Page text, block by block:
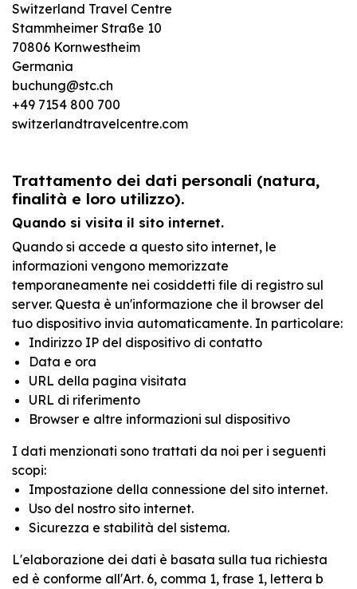
Switzerland Travel Centre
Stammheimer Straße 10
70806 Kornwestheim
Germania
buchung@stc.ch
+49 7154 800 700
switzerlandtravelcentre.com
Trattamento dei dati personali (natura,
finalità e loro utilizzo).
Quando si visita il sito internet.
Quando si accede a questo sito internet, le
informazioni vengono memorizzate
temporaneamente nei cosiddetti file di registro sul
server. Questa è un'informazione che il browser del
tuo dispositivo invia automaticamente. In particolare:
Indirizzo IP del dispositivo di contatto
Data e ora
URL della pagina visitata
URL di riferimento
Browser e altre informazioni sul dispositivo
I dati menzionati sono trattati da noi per i seguenti
scopi:
Impostazione della connessione del sito internet.
Uso del nostro sito internet.
Sicurezza e stabilità del sistema.
L'elaborazione dei dati è basata sulla tua richiesta
ed è conforme all'Art. 6, comma 1, frase 1, lettera b